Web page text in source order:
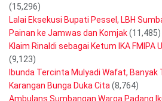
(15,296)
Lalai Eksekusi Bupati Pessel, LBH
Painan ke Jamwas dan Komjak(11,485)
Klaim Rinaldi sebagai Ketum IKA FMIPA
(9,123)
Ibunda Tercinta Mulyadi Wafat, Banyak
Karangan Bunga Duka Cita (8,764)
Ambulans Sumbangan Warga Padang